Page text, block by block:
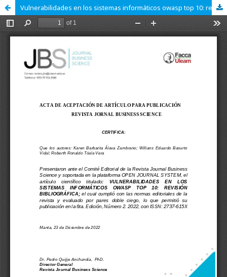
Vulnerabilidades en los sistemas informáticos owasp top 10: revisión bibliográfica